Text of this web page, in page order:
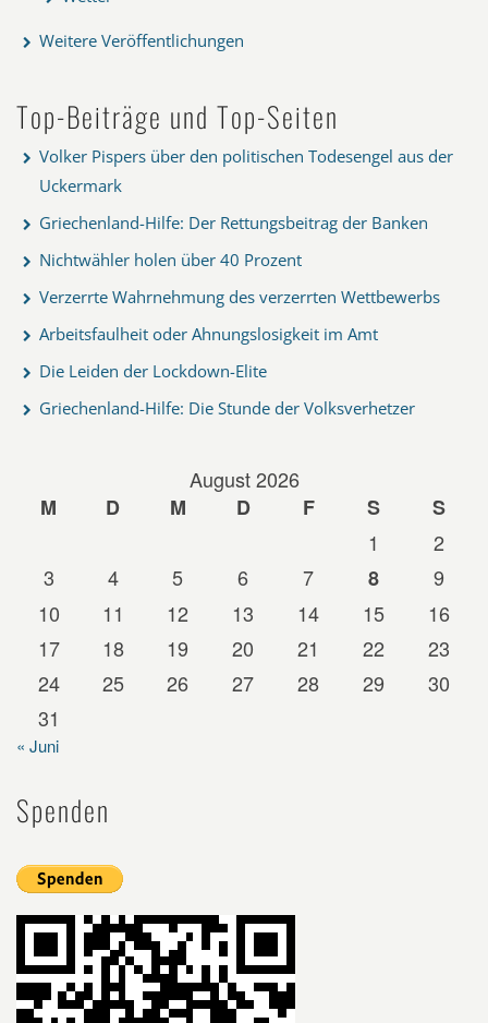
Weitere Veröffentlichungen
Top-Beiträge und Top-Seiten
Volker Pispers über den politischen Todesengel aus der
Uckermark
Griechenland-Hilfe: Der Rettungsbeitrag der Banken
Nichtwähler holen über 40 Prozent
Verzerrte Wahrnehmung des verzerrten Wettbewerbs
Arbeitsfaulheit oder Ahnungslosigkeit im Amt
Die Leiden der Lockdown-Elite
Griechenland-Hilfe: Die Stunde der Volksverhetzer
August 2026
M
D M D F S
S
1
2
3
4 5 6 7 8
9
10
11 12 13 14 15
16
17
18 19 20 21 22
23
24
25 26 27 28 29
30
31
« Juni
Spenden